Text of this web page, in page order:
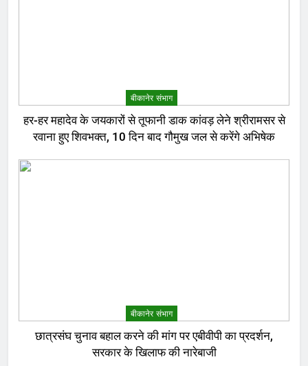
बीकानेर संभाग
हर-हर महादेव के जयकारों से तूफानी डाक कांवड़ लेने श्रीरामसर से
रवाना हुए शिवभक्त, 10 दिन बाद गौमुख जल से करेंगे अभिषेक
बीकानेर संभाग
छात्रसंघ चुनाव बहाल करने की मांग पर एबीवीपी का प्रदर्शन,
सरकार के खिलाफ की नारेबाजी